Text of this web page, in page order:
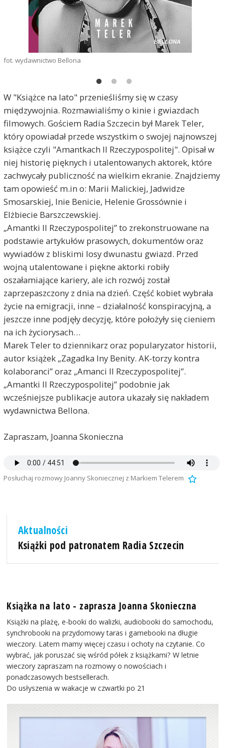
fot. wydawnictwo Bellona
W "Książce na lato" przenieśliśmy się w czasy
międzywojnia. Rozmawialiśmy o kinie i gwiazdach
filmowych. Gościem Radia Szczecin był Marek Teler,
który opowiadał przede wszystkim o swojej najnowszej
książce czyli "Amantkach II Rzeczypospolitej". Opisał w
niej historię pięknych i utalentowanych aktorek, które
zachwycały publiczność na wielkim ekranie. Znajdziemy
tam opowieść m.in o: Marii Malickiej, Jadwidze
Smosarskiej, Inie Benicie, Helenie Grossównie i
Elżbiecie Barszczewskiej.
„Amantki II Rzeczypospolitej” to zrekonstruowane na
podstawie artykułów prasowych, dokumentów oraz
wywiadów z bliskimi losy dwunastu gwiazd. Przed
wojną utalentowane i piękne aktorki robiły
oszałamiające kariery, ale ich rozwój został
zaprzepaszczony z dnia na dzień. Część kobiet wybrała
życie na emigracji, inne – działalność konspiracyjną, a
jeszcze inne podjęły decyzję, które położyły się cieniem
na ich życiorysach…
Marek Teler to dziennikarz oraz popularyzator historii,
autor książek „Zagadka Iny Benity. AK-torzy kontra
kolaboranci” oraz „Amanci II Rzeczypospolitej”.
„Amantki II Rzeczypospolitej” podobnie jak
wcześniejsze publikacje autora ukazały się nakładem
wydawnictwa Bellona.
Zapraszam, Joanna Skonieczna
Posłuchaj rozmowy Joanny Skoniecznej z Markiem Telerem
Aktualności
Książki pod patronatem Radia Szczecin
Książka na lato - zaprasza Joanna Skonieczna
Książki na plażę, e-booki do walizki, audiobooki do samochodu,
synchrobooki na przydomowy taras i gamebooki na długie
wieczory. Latem mamy więcej czasu i ochoty na czytanie. Co
wybrać, jak poruszać się wśród półek z książkami? W letnie
wieczory zapraszam na rozmowy o nowościach i
ponadczasowych bestsellerach.
Do usłyszenia w wakacje w czwartki po 21